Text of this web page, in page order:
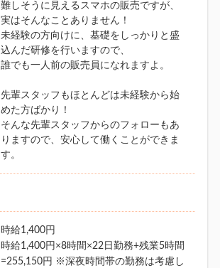
難しそうに見えるスマホの販売ですが、
実はそんなことありません！
未経験の方向けに、基礎をしっかりと盛
込んだ研修を行いますので、
誰でも一人前の販売員になれますよ。
先輩スタッフもほとんどは未経験から始
めた方ばかり！
そんな先輩スタッフからのフォローもあ
りますので、安心して働くことができま
す。
時給1,400円
時給1,400円×8時間×22日勤務+残業5時間
=255,150円 ※深夜時間帯の勤務は考慮し